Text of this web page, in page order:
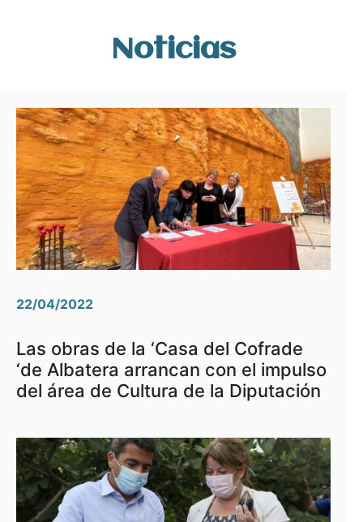
Noticias
22/04/2022
Las obras de la ‘Casa del Cofrade
‘de Albatera arrancan con el impulso
del área de Cultura de la Diputación